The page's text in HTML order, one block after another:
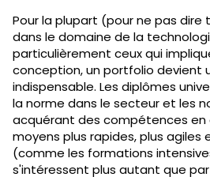
Pour la plupart (pour ne pas dire
dans le domaine de la
particulièrement ceux qui
conception, un portfolio devient
indispensable. Les diplômes
la norme dans le secteur et les
acquérant des compétences en
moyens plus rapides, plus agiles
(comme les formations
s'intéressent plus autant que